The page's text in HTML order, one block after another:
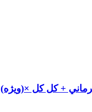
+ كل كل ×(ويژه)